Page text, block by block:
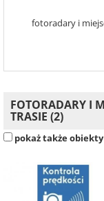
fotoradary i
FOTORADARY I
TRASIE (2)
pokaż także